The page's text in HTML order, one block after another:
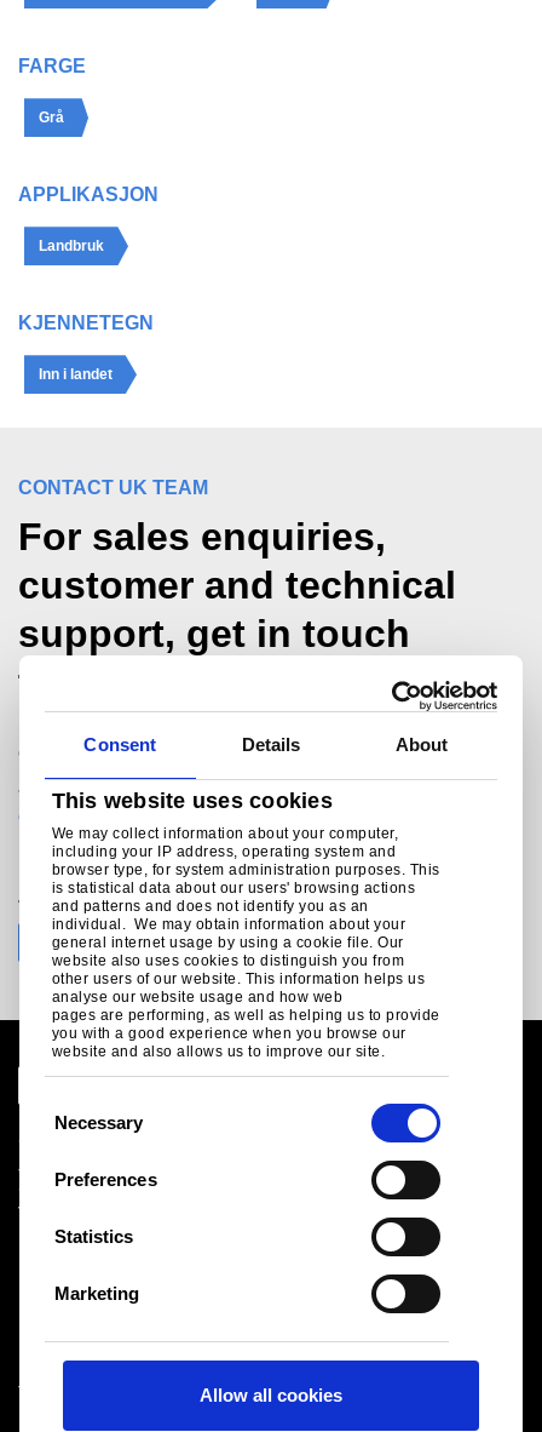
Consent Details About
This website uses cookies
We may collect information about your computer,
including your IP address, operating system and
browser type, for system administration purposes. This
is statistical data about our users' browsing actions
and patterns and does not identify you as an
individual. We may obtain information about your
general internet usage by using a cookie file. Our
website also uses cookies to distinguish you from
other users of our website. This information helps us
analyse our website usage and how web
pages are performing, as well as helping us to provide
you with a good experience when you browse our
website and also allows us to improve our site.
e
Necessary
Preferences
Statistics
Marketing
Allow all cookies
FARGE
Grå
APPLIKASJON
Landbruk
KJENNETEGN
Inn i landet
CONTACT UK TEAM
For sales enquiries,
customer and technical
support, get in touch
today.
Colorcoat Connection®helpline
+44 (0) 1244 892434
colorcoat.connection@tatasteeleurope.com
Join the conversation with Tata Steel
Globalt nettsted
Juridisk informasjon og personvern
Cookies
Våre betingelser for salg og innkjøp
Leverandører
Helse og sikkerhet
Tata Steel UK Limited